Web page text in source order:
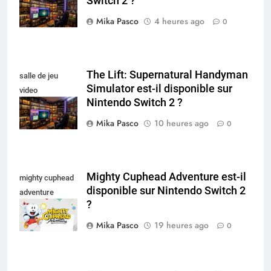
collectionneur
Mika Pasco
4 heures ago 0
salle de jeu
video
collectionneur
The Lift: Supernatural Handyman
Simulator est-il disponible sur
Nintendo Switch 2 ?
Mika Pasco
10 heures ago 0
mighty cuphead
adventure
nintendo switch
Mighty Cuphead Adventure est-il
disponible sur Nintendo Switch 2
?
Mika Pasco
19 heures ago 0